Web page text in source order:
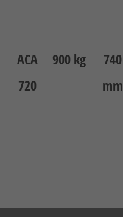
ACA
720
900 kg
740
mm